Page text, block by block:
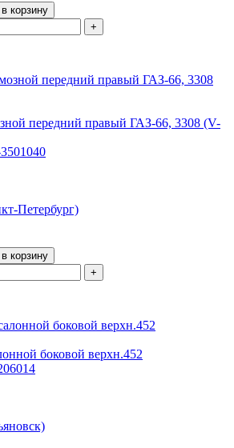
корзину
+
передний правый ГАЗ-66, 3308 (V-
Петербург)
корзину
+
боковой верхн.452